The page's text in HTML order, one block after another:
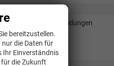
und den Türverkleidungen
bereitzustellen.
die Daten für
Ihr Einverständnis
für die Zukunft